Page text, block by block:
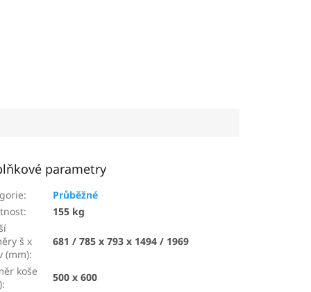
parametry
:
Průběžné
:
155 kg
š x
(mm):
681 / 785 x 793 x 1494 / 1969
koše
:
500 x 600